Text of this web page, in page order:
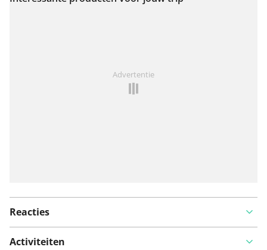
Bekijk op kaart
Advertentie
Reacties
Activiteiten